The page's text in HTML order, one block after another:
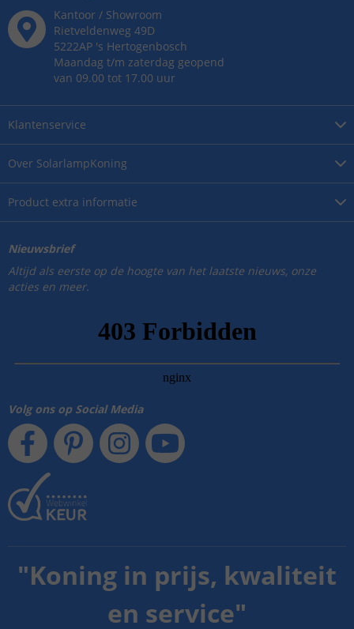
Over SolarlampKoning
Product extra informatie
Klantenservice
Kantoor / Showroom
Rietveldenweg 49D
5222AP 's Hertogenbosch
Maandag t/m zaterdag geopend
van 09.00 tot 17.00 uur
Nieuwsbrief
Altijd als eerste op de hoogte van het laatste nieuws, onze
acties en meer.
Volg ons op Social Media
"Koning in prijs, kwaliteit
en service"